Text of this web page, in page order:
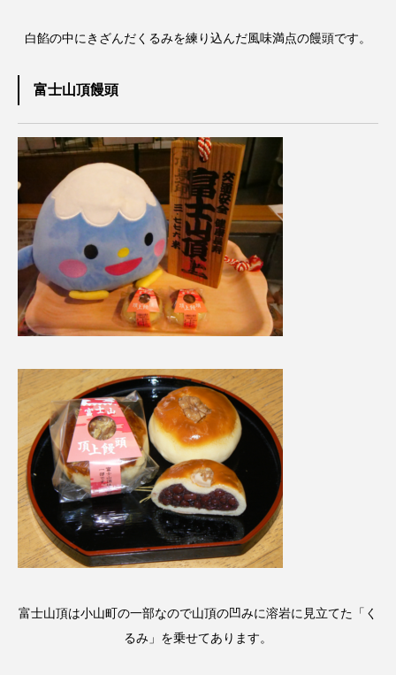
白餡の中にきざんだくるみを練り込んだ風味満点の饅頭です。
富士山頂饅頭
富士山頂は小山町の一部なので山頂の凹みに溶岩に見立てた「く
るみ」を乗せてあります。